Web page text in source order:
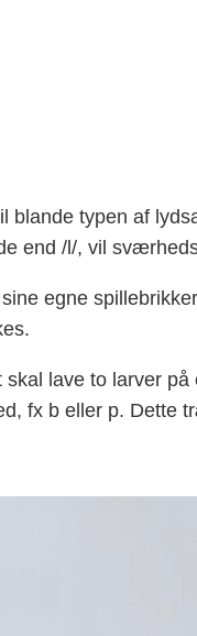
blande typen af
end /l/, vil
egne
lave to larver
fx b eller p.